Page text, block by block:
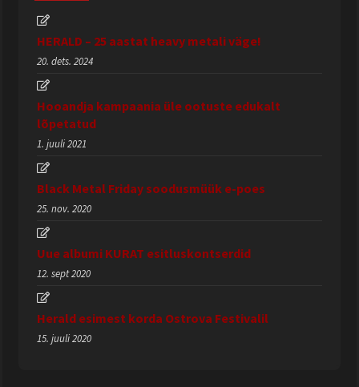
HERALD – 25 aastat heavy metali väge!
20. dets. 2024
Hooandja kampaania üle ootuste edukalt
lõpetatud
1. juuli 2021
Black Metal Friday soodusmüük e-poes
25. nov. 2020
Uue albumi KURAT esitluskontserdid
12. sept 2020
Herald esimest korda Ostrova Festivalil
15. juuli 2020